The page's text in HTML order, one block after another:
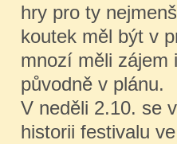
hry pro ty
koutek měl být v
mnozí měli zájem
původně v plánu.
V neděli 2.10. se
historii festivalu